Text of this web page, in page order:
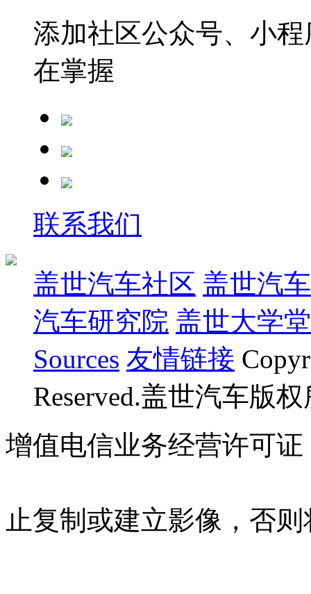
添加社区公众号、小
在掌握
联系我们
盖世汽车社区 盖世汽
汽车研究院 盖世大学堂
Sources 友情链接
Reserved.盖世汽车版
增值电信业务经营许可证
止复制或建立影像，否